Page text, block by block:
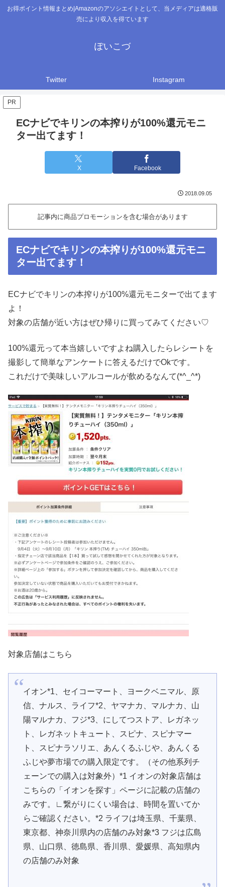
お得ポイント情報まとめ|Amazonのアソシエイトとして、当メディアは適格販
売により収入を得ています
ぽいこづ
Twitter Instagram
PR
ECナビでキリンの本搾りが100%還元モニ
ター出てます！
X Facebook
2018.09.05
記事内に商品プロモーションを含む場合があります
ECナビでキリンの本搾りが100%還元モニ
ター出てます！
ECナビでキリンの本搾りが100%還元モニターで出てます
よ！
対象の店舗が近い方はぜひ帰りに買ってみてください♡
100%還元って本当嬉しいですよね購入したらレシートを
撮影して簡単なアンケートに答えるだけでOkです。
これだけで美味しいアルコールが飲めるなんて(*^_^*)
対象店舗はこちら
イオン*1、セイコーマート、ヨークベニマル、原
信、ナルス、ライフ*2、ヤマナカ、マルナカ、山
陽マルナカ、フジ*3、にしてつストア、レガネッ
ト、レガネットキュート、スピナ、スピナマー
ト、スピナラソリエ、あんくるふじや、あんくる
ふじや夢市場での購入限定です。（その他系列チ
ェーンでの購入は対象外）*1 イオンの対象店舗は
こちらの「イオンを探す」ページに記載の店舗の
みです。∟繋がりにくい場合は、時間を置いてか
らご確認ください。*2 ライフは埼玉県、千葉県、
東京都、神奈川県内の店舗のみ対象*3 フジは広島
県、山口県、徳島県、香川県、愛媛県、高知県内
の店舗のみ対象